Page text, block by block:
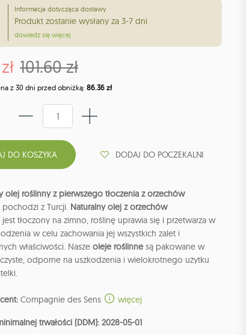
Informacja dotycząca dostawy
Produkt zostanie wysłany za 3-7 dni
dowiedz się więcej
101.60 zł
z 30 dni przed obniżką: 86.36 zł
DODAJ DO POCZEKALNI
olej roślinny z pierwszego tłoczenia z orzechów
pochodzi z Turcji. Naturalny olej z orzechów
jest tłoczony na zimno, roślinę uprawia się i przetwarza w
w celu zachowania jej wszystkich zalet i
właściwości. Nasze oleje roślinne są pakowane w
odporne na uszkodzenia i wielokrotnego użytku
Compagnie des Sens więcej
trwałości (DDM): 2028-05-01